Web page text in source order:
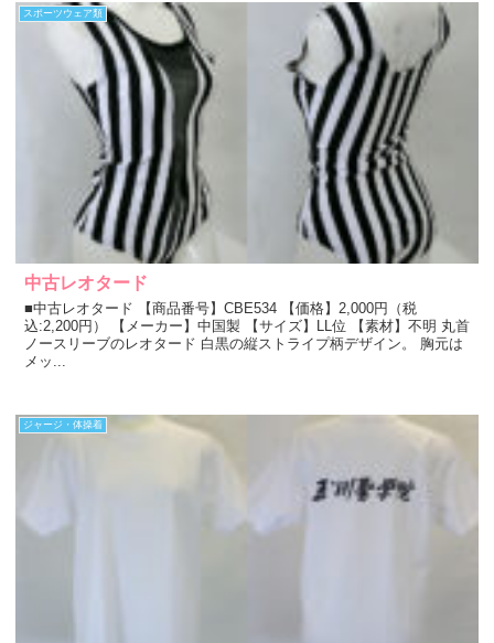
スポーツウェア類
中古レオタード
■中古レオタード 【商品番号】CBE534 【価格】2,000円（税
込:2,200円） 【メーカー】中国製 【サイズ】LL位 【素材】不明 丸首
ノースリーブのレオタード 白黒の縦ストライプ柄デザイン。 胸元は
メッ...
ジャージ・体操着